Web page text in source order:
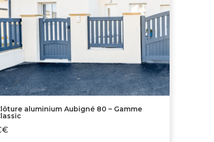
aluminium Aubigné 80 – Gamme